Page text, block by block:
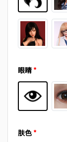
眼睛*
肤色*